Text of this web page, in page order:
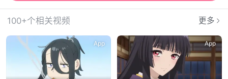
100+个相关视频 更多
App App